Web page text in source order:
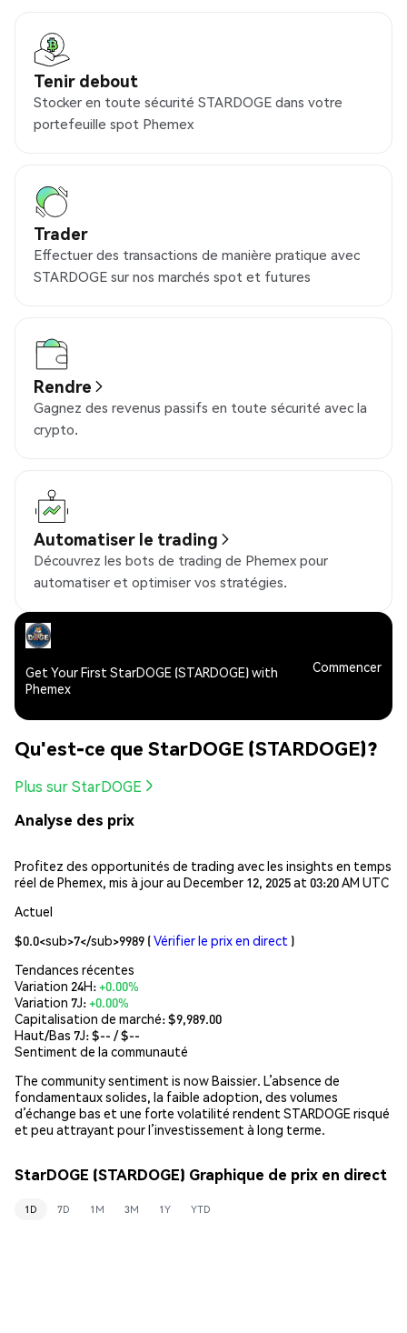
Tenir debout
Stocker en toute sécurité STARDOGE dans votre
portefeuille spot Phemex
Trader
Effectuer des transactions de manière pratique avec
STARDOGE sur nos marchés spot et futures
Rendre
Gagnez des revenus passifs en toute sécurité avec la
crypto.
Automatiser le trading
Découvrez les bots de trading de Phemex pour
automatiser et optimiser vos stratégies.
Get Your First StarDOGE (STARDOGE) with
Phemex
Commencer
Qu'est-ce que StarDOGE (STARDOGE)?
Plus sur StarDOGE
Analyse des prix
Profitez des opportunités de trading avec les insights en temps
réel de Phemex, mis à jour au December 12, 2025 at 03:20 AM UTC
Actuel
$0.0<sub>7</sub>9989 (Vérifier le prix en direct )
Tendances récentes
Variation 24H:+0.00%
Variation 7J:+0.00%
Capitalisation de marché:$9,989.00
Haut/Bas 7J: $-- / $--
Sentiment de la communauté
The community sentiment is now Baissier. L’absence de
fondamentaux solides, la faible adoption, des volumes
d’échange bas et une forte volatilité rendent STARDOGE risqué
et peu attrayant pour l’investissement à long terme.
StarDOGE (STARDOGE) Graphique de prix en direct
1D 7D 1M 3M 1Y YTD